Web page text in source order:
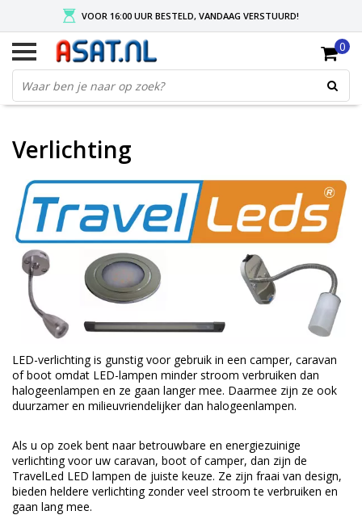
VOOR 16:00 UUR BESTELD, VANDAAG VERSTUURD!
GRATIS VERZENDING NA MIN. ORDER VAN € 50,-
KIES EENVOUDIG UW AFHAALLOCATIE
0
Verlichting
LED-verlichting is gunstig voor gebruik in een camper, caravan
of boot omdat LED-lampen minder stroom verbruiken dan
halogeenlampen en ze gaan langer mee. Daarmee zijn ze ook
duurzamer en milieuvriendelijker dan halogeenlampen.
Als u op zoek bent naar betrouwbare en energiezuinige
verlichting voor uw caravan, boot of camper, dan zijn de
TravelLed LED lampen de juiste keuze. Ze zijn fraai van design,
bieden heldere verlichting zonder veel stroom te verbruiken en
gaan lang mee.